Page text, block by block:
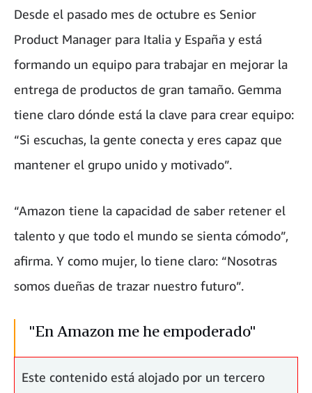
Desde el pasado mes de octubre es Senior
Product Manager para Italia y España y está
formando un equipo para trabajar en mejorar la
entrega de productos de gran tamaño. Gemma
tiene claro dónde está la clave para crear equipo:
“Si escuchas, la gente conecta y eres capaz que
mantener el grupo unido y motivado”.
“Amazon tiene la capacidad de saber retener el
talento y que todo el mundo se sienta cómodo”,
afirma. Y como mujer, lo tiene claro: “Nosotras
somos dueñas de trazar nuestro futuro”.
"En Amazon me he empoderado"
Silvia Cubero, Deals Program Manager Amazon
Marketplace
Este contenido está alojado por un tercero